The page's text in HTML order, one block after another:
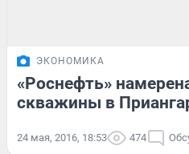
ЭКОНОМИКА
«Роснефть»
скважины в
24 мая, 2016, 18:53 474